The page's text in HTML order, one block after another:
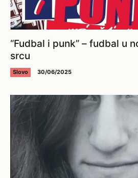
“Fudbal i punk” – fudbal u
srcu
Slovo 30/06/2025